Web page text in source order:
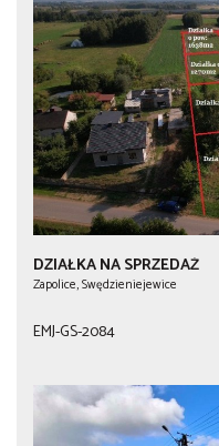
DZIAŁKA NA SPRZEDAŻ
Zapolice, Swędzieniejewice
EMJ-GS-2084